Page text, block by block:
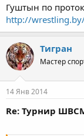
Гуштын по
http://
Тигран
Мастер
14 Янв 2014
Re: Турнир